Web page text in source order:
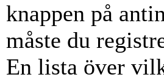
knappen på
måste du
En lista över